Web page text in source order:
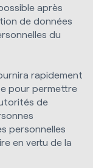
après
de données
du
rapidement
pour permettre
de
personnelles
en vertu de la